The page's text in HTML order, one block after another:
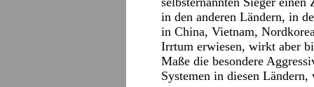
in den anderen Ländern, in
in China, Vietnam,
Irrtum erwiesen, wirkt aber
Maße die besondere
Systemen in diesen